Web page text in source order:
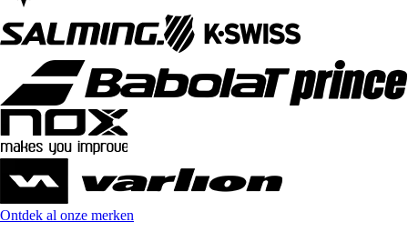
Ontdek al onze merken